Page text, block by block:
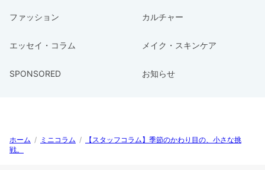
ファッション カルチャー
エッセイ・コラム メイク・スキンケア
SPONSORED お知らせ
ホーム / ミニコラム /
【スタッフコラム】季節のかわり目の、小さな挑
戦。